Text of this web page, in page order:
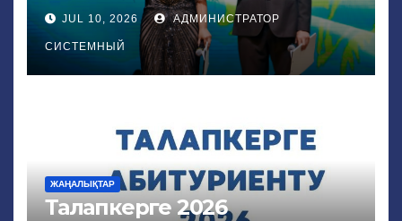
JUL 10, 2026 АДМИНИСТРАТОР
СИСТЕМНЫЙ
ЖАҢАЛЫҚТАР
Талапкерге 2026